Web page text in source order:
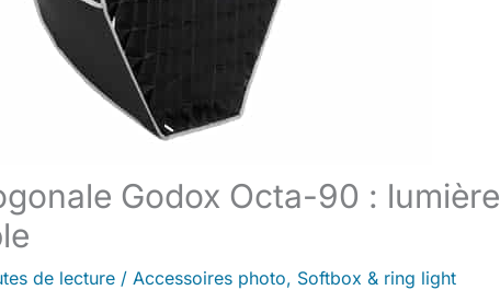
Godox Octa-90 : lumière
de lecture / Accessoires photo, Softbox & ring light